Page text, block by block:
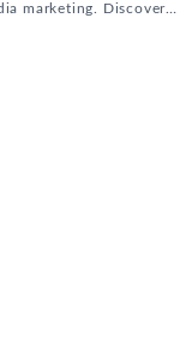
marketing. Discover